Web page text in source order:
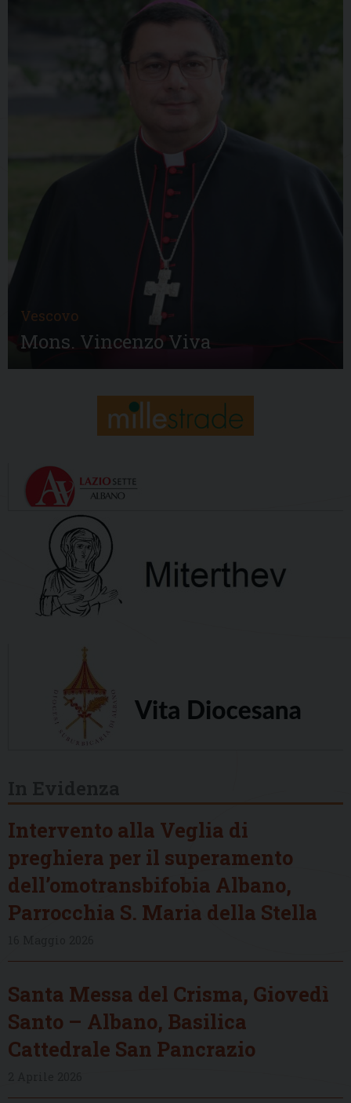
Vescovo
Mons. Vincenzo Viva
Intervento alla Veglia di
preghiera per il superamento
dell’omotransbifobia Albano,
Parrocchia S. Maria della Stella
Santa Messa del Crisma, Giovedì
Santo – Albano, Basilica
Cattedrale San Pancrazio